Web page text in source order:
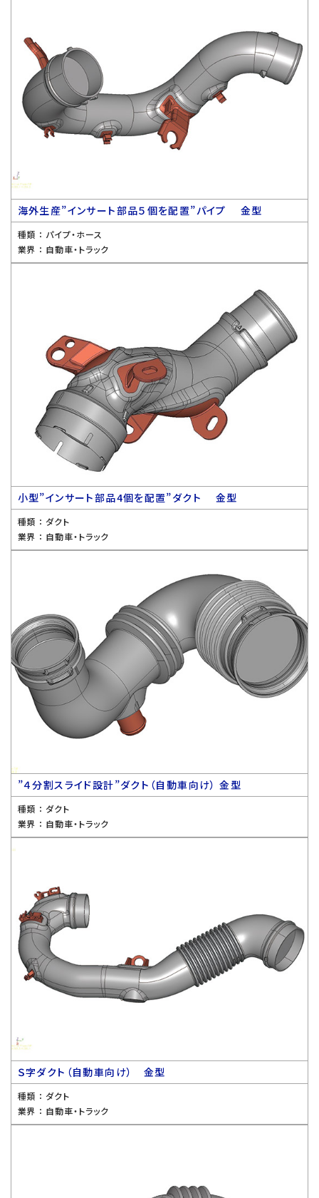
海外生産”インサート部品５個を配置”パイプ 金型
種類 ： パイプ・ホース
業界 ： 自動車・トラック
小型”インサート部品4個を配置”ダクト 金型
種類 ： ダクト
業界 ： 自動車・トラック
”４分割スライド設計”ダクト（自動車向け） 金型
種類 ： ダクト
業界 ： 自動車・トラック
Ｓ字ダクト（自動車向け） 金型
種類 ： ダクト
業界 ： 自動車・トラック